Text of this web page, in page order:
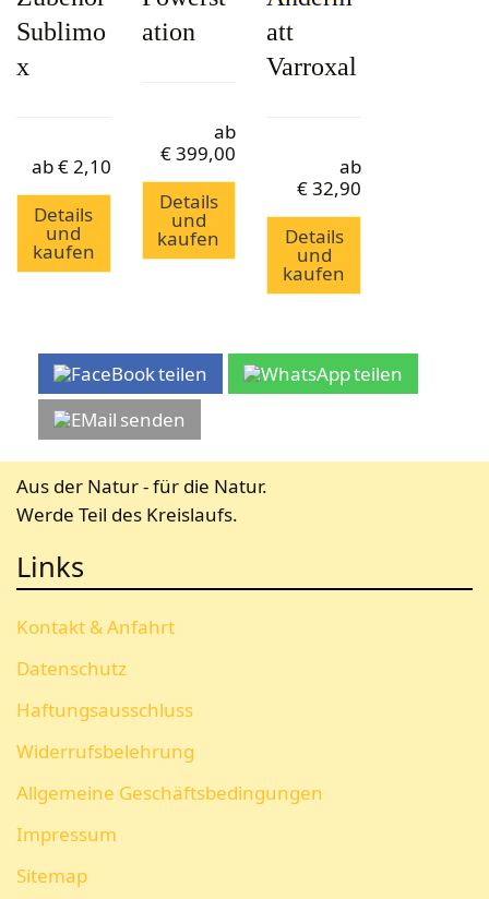
Sublimo
x
ab€2,10
Details
und
kaufen
ation
ab
€399,00
Details
und
kaufen
att
Varroxal
ab
€32,90
Details
und
kaufen
teilen
teilen
senden
Aus der Natur - für die Natur.
Werde Teil des Kreislaufs.
Links
Kontakt & Anfahrt
Datenschutz
Haftungsausschluss
Widerrufsbelehrung
Allgemeine Geschäftsbedingungen
Impressum
Sitemap